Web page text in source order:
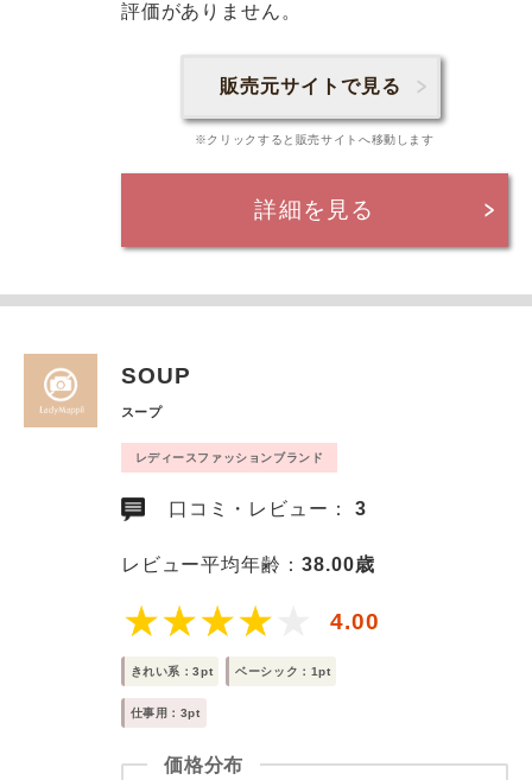
評価がありません。
販売元サイトで見る
※クリックすると販売サイトへ移動します
詳細を見る
SOUP
スープ
レディースファッションブランド
口コミ・レビュー：3
レビュー平均年齢：38.00歳
4.00
きれい系：3pt ベーシック：1pt
仕事用：3pt
価格分布